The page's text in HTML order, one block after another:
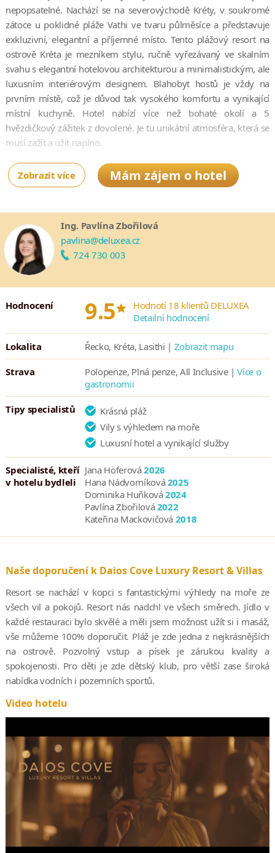
nepopsatelné. Nachází se na severovýchodě Kréty, v soukromé
zátoce u poklidné pláže Vathi ve tvaru půlměsíce a představuje
exkluzivní, elegantní a příjemné místo. Tento plážový resort na
ostrově Kréta je mezníkem stylu, ručně vyřezávaný ve skalním
svahu s elegantní hotelovou architekturou a minimalistickým, ale
luxusním interiérovým designem. Blahobyt hostů je vždy na
prvním místě, což je důvod tak vysokého komfortu a vynikající
místní kuchyně. Hotel nabízí více než bohaté okolí a 5
hvězdičkový zážitek z dovolené. Je tu unikátní atmosféra, která se
musí zažít a užít naplno.
Hosté tohoto hotelu si mohou zaplavat v bazénu s mořskou
vodou a užívat si relaxační péči v místních lázních. K dispozici je
poklady Kréty.
Hosté zcela poprvé využívat ubytování v kategorii
Collection . Ta zahrnuje nově zrekonstruované suity stvořené pro
výjimečný zážitek ze Středomoří. Interiéry jsou otevřené, vnitřní a
venkovní prostory zcela nenásilně vplouvají jeden do druhého.
Design suit je nadčasový.
Mezinárodní letiště v Heraklionu je vzdáleno 75 kilometrů (50
minut) jízdy. Město Agios Nikolaos je od hotelu situováno 10
minut jízdy.
Zobrazit více Mám zájem o hotel
Ing. Pavlína Zbořilová
pavlina@deluxea.cz
724 730 003
Hodnocení 9.5* Hodnotí 18 klientů DELUXEA
Detailní hodnocení
Lokalita Řecko, Kréta, Lasithi | Zobrazit mapu
Strava Polopenze, Plná penze, All Inclusive |Více o
gastronomii
Tipy specialistů
Krásná pláž
Vily s výhledem na moře
Luxusní hotel a vynikající služby
Specialisté, kteří
v hotelu bydleli
Jana Höferová2026
Hana Nádvorníková2025
Dominika Huňková2024
Pavlína Zbořilová2022
Kateřina Mackovičová 2018
Naše doporučení k Daios Cove Luxury Resort & Villas
Resort se nachází v kopci s fantastickými výhledy na moře ze
všech vil a pokojů. Resort nás nadchl ve všech směrech. Jídlo v
každé restauraci bylo skvělé a měli jsem možnost užít si i masáž,
vše můžeme 100% doporučit. Pláž je zde jedna z nejkrásnějších
na ostrově. Pozvolný vstup a písek je zárukou kvality a
spokojenosti. Pro děti je zde dětský klub, pro větší zase široká
nabídka vodních i pozemních sportů.
Video hotelu